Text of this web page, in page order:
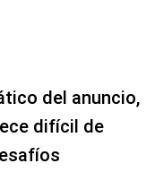
del anuncio,
difícil de